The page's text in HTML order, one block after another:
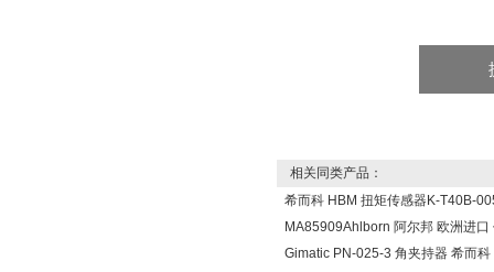
相关同类产品：
希而科 HBM 扭矩传感器K-T40B-
MA85909Ahlborn 阿尔邦 欧洲进口
Gimatic PN-025-3 角夹持器 希而科